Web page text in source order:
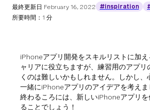
最終更新日 February 16, 2022 #inspiration
所要時間：1 分
iPhoneアプリ開発をスキルリストに加
ャリアに役立ちますが、練習用のアプリ
くのは難しいかもしれません。しかし、
一緒にiPhoneアプリのアイデアを考え
終わるころには、新しいiPhoneアプリ
ることでしょう！